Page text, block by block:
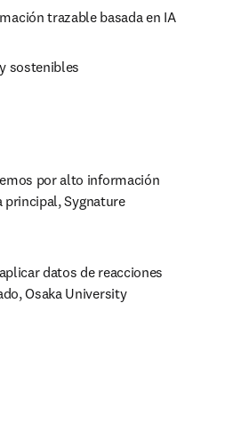
trazable basada en IA
sostenibles
por alto información
Sygnature
datos de reacciones
Osaka University
in new tab/window